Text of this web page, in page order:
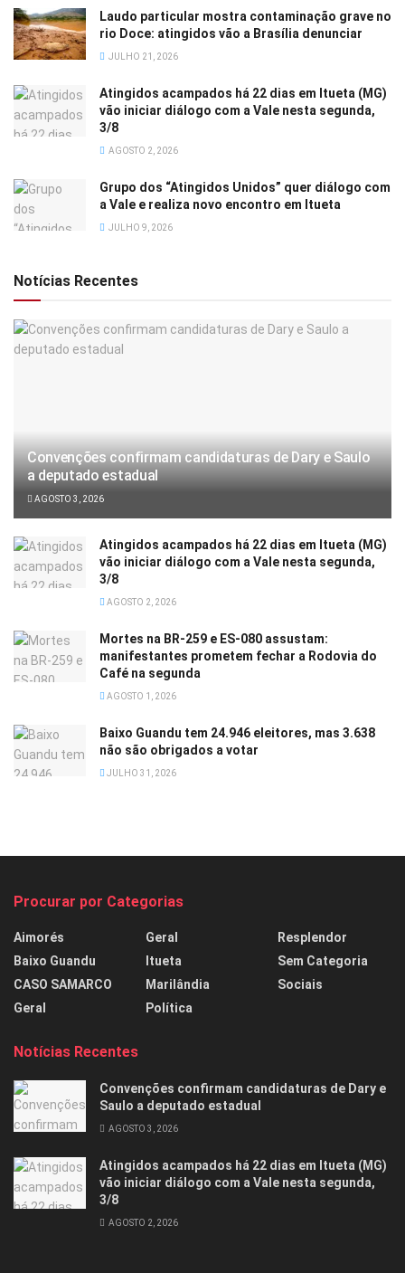
Laudo particular mostra contaminação grave no
rio Doce: atingidos vão a Brasília denunciar
JULHO 21, 2026
Atingidos acampados há 22 dias em Itueta (MG)
vão iniciar diálogo com a Vale nesta segunda,
3/8
AGOSTO 2, 2026
Grupo dos “Atingidos Unidos” quer diálogo com
a Vale e realiza novo encontro em Itueta
JULHO 9, 2026
Notícias Recentes
Convenções confirmam candidaturas de Dary e Saulo
a deputado estadual
AGOSTO 3, 2026
Atingidos acampados há 22 dias em Itueta (MG)
vão iniciar diálogo com a Vale nesta segunda,
3/8
AGOSTO 2, 2026
Mortes na BR-259 e ES-080 assustam:
manifestantes prometem fechar a Rodovia do
Café na segunda
AGOSTO 1, 2026
Baixo Guandu tem 24.946 eleitores, mas 3.638
não são obrigados a votar
JULHO 31, 2026
Procurar por Categorias
Aimorés
Baixo Guandu
CASO SAMARCO
Geral
Geral
Itueta
Marilândia
Política
Resplendor
Sem Categoria
Sociais
Notícias Recentes
Convenções confirmam candidaturas de Dary e
Saulo a deputado estadual
AGOSTO 3, 2026
Atingidos acampados há 22 dias em Itueta (MG)
vão iniciar diálogo com a Vale nesta segunda,
3/8
AGOSTO 2, 2026